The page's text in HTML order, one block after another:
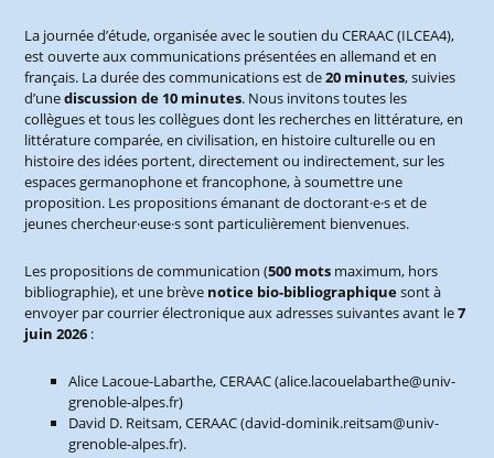
La journée d’étude, organisée avec le soutien du CERAAC (ILCEA4),
est ouverte aux communications présentées en allemand et en
français. La durée des communications est de20 minutes, suivies
d’unediscussion de 10 minutes. Nous invitons toutes les
collègues et tous les collègues dont les recherches en littérature, en
littérature comparée, en civilisation, en histoire culturelle ou en
histoire des idées portent, directement ou indirectement, sur les
espaces germanophone et francophone, à soumettre une
proposition. Les propositions émanant de doctorant·e·s et de
jeunes chercheur·euse·s sont particulièrement bienvenues.
Les propositions de communication (500 mots maximum, hors
bibliographie), et une brève notice bio-bibliographiquesont à
envoyer par courrier électronique aux adresses suivantes avant le7
juin 2026 :
Alice Lacoue-Labarthe, CERAAC (alice.lacouelabarthe@univ-
grenoble-alpes.fr)
David D. Reitsam, CERAAC (david-dominik.reitsam@univ-
grenoble-alpes.fr).